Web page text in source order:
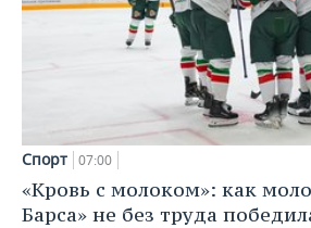
Спорт 07:00
«Кровь с молоком»: как
Барса» не без труда